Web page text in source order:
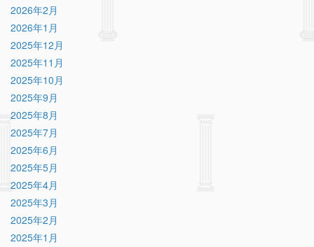
2026年2月
2026年1月
2025年12月
2025年11月
2025年10月
2025年9月
2025年8月
2025年7月
2025年6月
2025年5月
2025年4月
2025年3月
2025年2月
2025年1月